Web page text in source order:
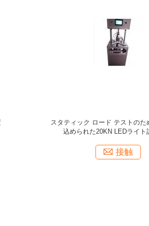
試験機
15N 30N LEDライト試験装置の
軸力のテスター
接触